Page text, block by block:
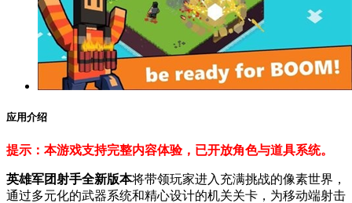
应用介绍
提示：本游戏支持完整内容体验，已开放角色与道具系统。
英雄军团射手全新版本将带领玩家进入充满挑战的像素世界，
通过多元化的武器系统和精心设计的机关关卡，为移动端射击